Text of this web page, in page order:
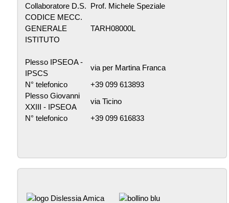
Collaboratore D.S. Prof. Michele Speziale
CODICE MECC.
GENERALE
ISTITUTO
TARH08000L
Plesso IPSEOA -
IPSCS
via per Martina Franca
N° telefonico
+39 099 613893
Plesso Giovanni
XXIII - IPSEOA
via Ticino
N° telefonico
+39 099 616833